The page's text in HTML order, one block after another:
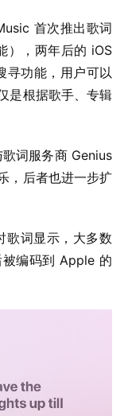
首次推出歌词
），两年后的 iOS
寻功能，用户可以
是根据歌手、专辑
词服务商 Genius
，后者也进一步扩
歌词显示，大多数
编码到 Apple 的